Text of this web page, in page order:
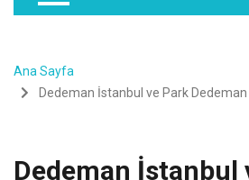
Ana Sayfa
Dedeman İstanbul ve Park
Dedeman İstanbul